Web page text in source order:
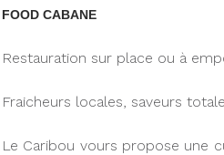
FOOD CABANE
Restauration sur place ou à
Fraicheurs locales, saveurs
Le Caribou vours propose une